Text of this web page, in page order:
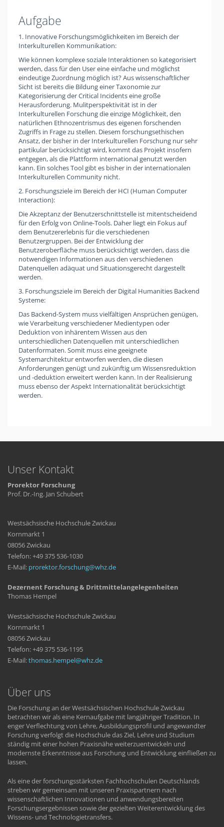
Aufgabe
1. Innovative Forschungsmöglichkeiten im Bereich der
Interkulturellen Kommunikation:
Wie können komplexe soziale Interaktionen so kategorisiert
werden, dass für den User eine einfache und möglichst
eindeutige Zuordnung möglich ist? Aus wissenschaftlicher
Sicht ist bereits die Bildung einer Taxonomie zur
Kategorisierung der Critical Incidents eine große
Herausforderung. Mulitperspektivität ist in der
Interkulturellen Forschung die einzige Möglichkeit, den
natürlichen Ethnozentrismus des eigenen forschenden
Zugriffs in Frage zu stellen. Diesem forschungsethischen
Ansatz, der bisher in der Interkulturellen Forschung nur sehr
partikular berücksichtigt wird, kommt das Projekt insofern
entgegen, als die Plattform international genutzt werden
kann. Ein solches Tool gibt es bisher in der internationalen
Interkulturellen Community nicht.
2. Forschungsziele im Bereich der HCI (Human Computer
Interaction):
Die Akzeptanz der Benutzerschnittstelle ist mitentscheidend
für den Erfolg von Online-Tools. Daher liegt ein Fokus auf
dem Benutzererlebnis für die verschiedenen
Benutzergruppen. Bei der Entwicklung der
Benutzeroberfläche muss berücksichtigt werden, dass die
notwendigen Informationen aus den verschiedenen
Datenquellen adäquat und Situationsgerecht dargestellt
werden.
3. Forschungsziele im Bereich der Digital Humanities Backend
Systeme:
Das Backend-System muss vielfältigen Ansprüchen genügen,
wie Verarbeitung verschiedener Medientypen oder
Deduktion von inhärentem Wissen aus den
unterschiedlichen Datenquellen mit unterschiedlichen
Datenformaten. Somit muss eine geeignete
Systemarchitektur entworfen werden, die diesen
Anforderungen genügt und zukünftig um Wissensreduktion
und -deduktion erweitert werden kann. In der Realisierung
muss ebenso der Aspekt Internationalität berücksichtigt
werden.
Unser Kontakt
Prorektor Forschung
Prof. Dr.-Ing. Jan Schubert
Westsächsische Hochschule Zwickau
Kornmarkt 1
08056 Zwickau
Telefon: +49 375 536-1030
E-Mail: prorektor.forschung whzde
Dezernent Forschung & Drittmittelangelegenheiten
Thomas Hempel
Westsächsische Hochschule Zwickau
Kornmarkt 1
08056 Zwickau
Telefon: +49 375 536-1195
E-Mail:thomas.hempel whzde
Über uns
Die Forschung an der Westsächsischen Hochschule Zwickau
betrachten wir als eine Kernaufgabe mit langjähriger Tradition. In
enger Verflechtung von Lehre, Ausbildungsprofil und angewandter
Forschung verfolgt die Hochschule das Ziel, Lehre und Studium
ständig mit einer hohen Praxisnähe weiterzuentwickeln und
modernste Erkenntnisse aus Forschung und Entwicklung einfließen zu
lassen.
Als eine der forschungsstärksten Fachhochschulen Deutschlands
streben wir gemeinsam mit unseren Praxispartnern nach
wissenschaftlichen Innovationen und anwendungsbereiten
Forschungsergebnissen sowie der gezielten Weiterentwicklung des
Wissens- und Technologietransfers.